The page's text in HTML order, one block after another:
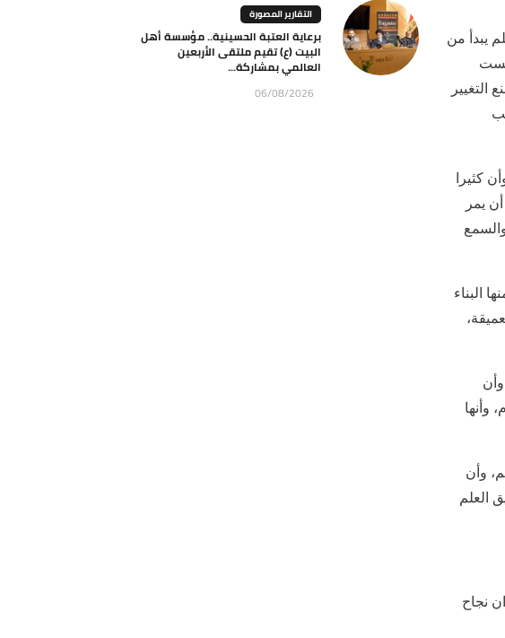
يبدأ من
التغيير
كثيرا
يمر
البناء
وأنها
وأن
العلم
نجاح
التقارير المصورة
برعاية العتبة الحسينية.. مؤسسة أهل
البيت (ع) تقيم ملتقى الأربعين
العالمي بمشاركة...
06/08/2026